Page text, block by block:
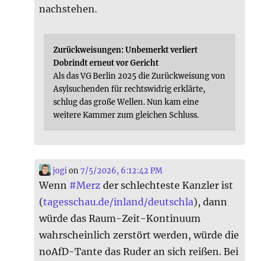
nachstehen.
Zurückweisungen: Unbemerkt verliert
Dobrindt erneut vor Gericht
Als das VG Berlin 2025 die Zurückweisung von
Asylsuchenden für rechtswidrig erklärte,
schlug das große Wellen. Nun kam eine
weitere Kammer zum gleichen Schluss.
jogion7/5/2026, 6:12:42 PM
Wenn #Merz der schlechteste Kanzler ist
(tagesschau.de/inland/deutschla), dann
würde das Raum-Zeit-Kontinuum
wahrscheinlich zerstört werden, würde die
noAfD-Tante das Ruder an sich reißen. Bei